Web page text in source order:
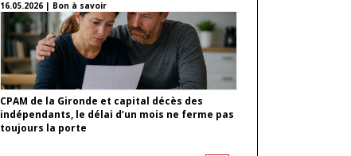
16.05.2026 | Bon à savoir
CPAM de la Gironde et capital décès des
indépendants, le délai d’un mois ne ferme pas
toujours la porte